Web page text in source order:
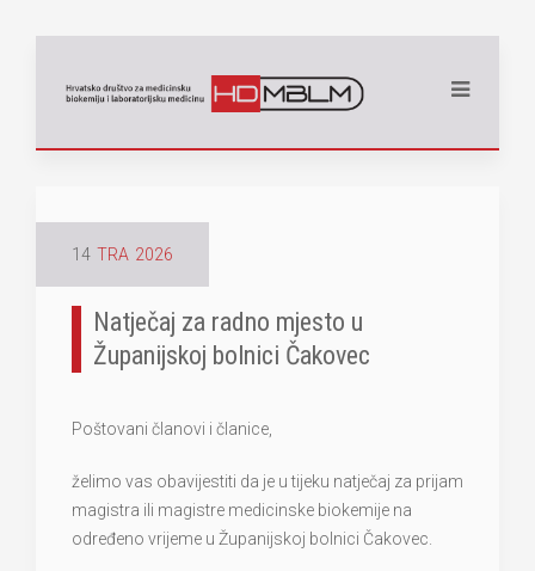
14 TRA 2026
Natječaj za radno mjesto u
Županijskoj bolnici Čakovec
Poštovani članovi i članice,
želimo vas obavijestiti da je u tijeku natječaj za prijam
magistra ili magistre medicinske biokemije na
određeno vrijeme u Županijskoj bolnici Čakovec.